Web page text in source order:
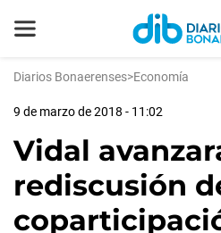
Diarios Bonaerenses>Economía
9 de marzo de 2018 - 11:02
Vidal
rediscusión